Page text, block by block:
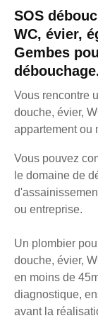
SOS
WC, évier,
Gembes
Vous rencontre
douche, évier,
appartement ou
Vous pouvez
le domaine de
ou entreprise.
Un plombier
douche, évier,
en moins de
diagnostique,
avant la